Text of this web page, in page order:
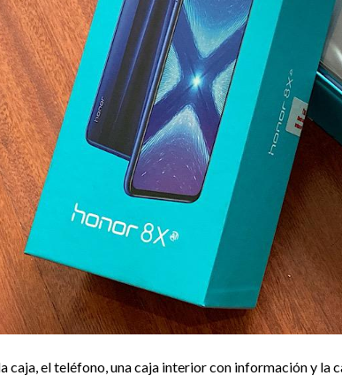
caja, el teléfono, una caja interior con información y la